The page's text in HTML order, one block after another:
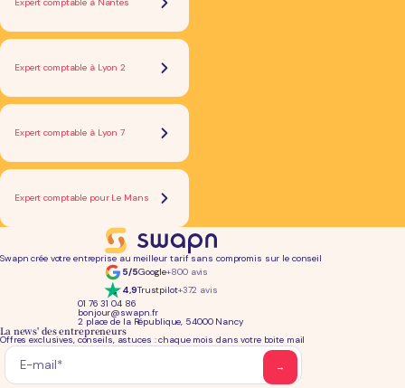
Expert comptable à Lyon 2
Expert comptable à Lyon 7
Expert comptable pour Le Mans
Swapn crée votre entreprise au meilleur tarif sans compromis sur le conseil
5/5Google+800 avis
4,9Trustpilot+372 avis
01 76 31 04 86
bonjour@swapn.fr
2 place de la République, 54000 Nancy
La news' des entrepreneurs
Offres exclusives, conseils, astuces : chaque mois dans votre boite mail